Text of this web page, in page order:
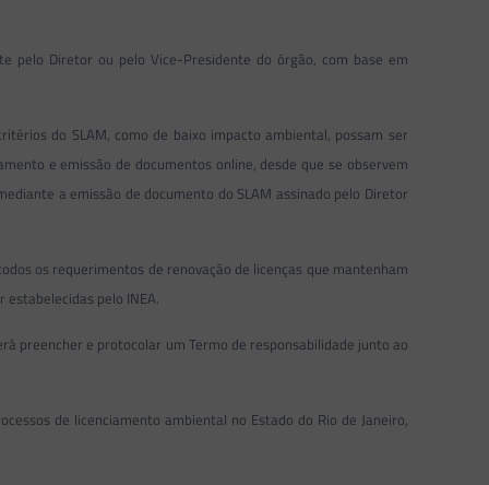
pelo Diretor ou pelo Vice-Presidente do órgão, com base em
do SLAM, como de baixo impacto ambiental, possam ser
e emissão de documentos online, desde que se observem
a emissão de documento do SLAM assinado pelo Diretor
os requerimentos de renovação de licenças que mantenham
pelo INEA.
preencher e protocolar um Termo de responsabilidade junto ao
de licenciamento ambiental no Estado do Rio de Janeiro,